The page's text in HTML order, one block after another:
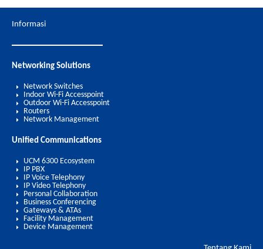
Informasi
Networking Solutions
Network Switches
Indoor Wi-Fi Accesspoint
Outdoor Wi-Fi Accesspoint
Routers
Network Management
Unified Communications
UCM 6300 Ecosystem
IP PBX
IP Voice Telephony
IP Video Telephony
Personal Collaboration
Business Conferencing
Gateways & ATAs
Facility Management
Device Management